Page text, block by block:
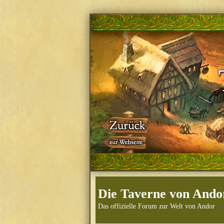
Die Taverne von
Das offizielle Forum zur Welt von Andor